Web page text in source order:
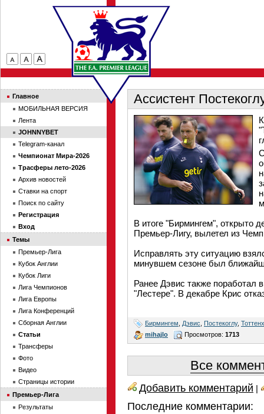
Ассистент
В итоге "Бирмингем", открыто
Премьер-Лигу, вылетел из
Исправлять эту ситуацию
минувшем сезоне был
Ранее Дэвис также поработал
"Лестере". В декабре Крис
Бирмингем Дэвис Постекоглу,
mihajlo
Просмотров: 1713
Все
Добавить комментарий |
Последние комментарии:
Главное
МОБИЛЬНАЯ ВЕРСИЯ
Лента
JOHNNYBET
Telegram-канал
Чемпионат Мира-2026
Трасферы лето-2026
Архив новостей
Ставки на спорт
Поиск по сайту
Регистрация
Вход
Темы
Премьер-Лига
Кубок Англии
Кубок Лиги
Лига Чемпионов
Лига Европы
Лига Конференций
Сборная Англии
Статьи
Трансферы
Фото
Видео
Страницы истории
Премьер-Лига
Результаты